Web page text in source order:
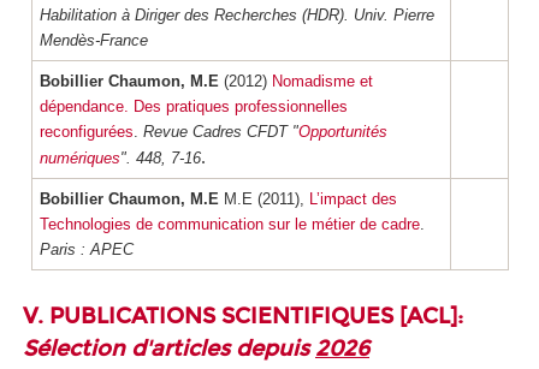
Habilitation à Diriger des Recherches (HDR). Univ. Pierre
Mendès-France
Bobillier Chaumon, M.E (2012) Nomadisme et
dépendance. Des pratiques professionnelles
reconfigurées Revue Cadres CFDT "Opportunités
numériques". 448, 7-16.
Bobillier Chaumon, M.E M.E (2011), L’impact des
Technologies de communication sur le métier de cadre
Paris : APEC
V. PUBLICATIONS SCIENTIFIQUES [ACL]:
Sélection d'articles depuis2026